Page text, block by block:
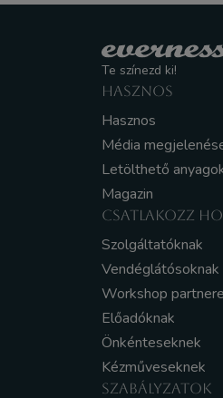
Te színezd ki!
HASZNOS
Hasznos
Média
Letölthető
Magazin
CSATLAKOZZ
Szolgáltatóknak
Vendéglátósoknak
Workshop
Előadóknak
Önkénteseknek
Kézműveseknek
SZABÁLYZATOK